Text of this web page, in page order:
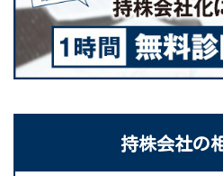
持株会社の